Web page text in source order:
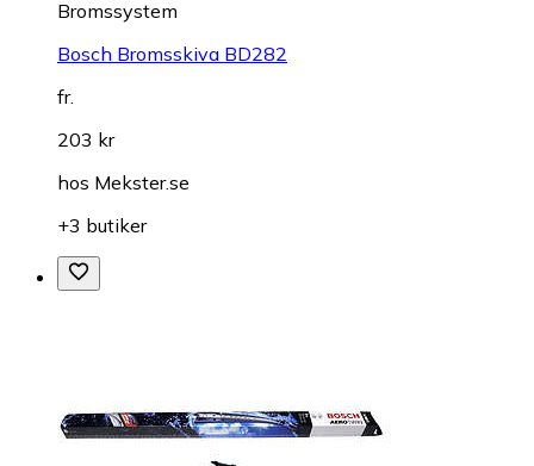
Bromssystem
Bosch Bromsskiva BD282
fr.
203 kr
hos Mekster.se
+3 butiker